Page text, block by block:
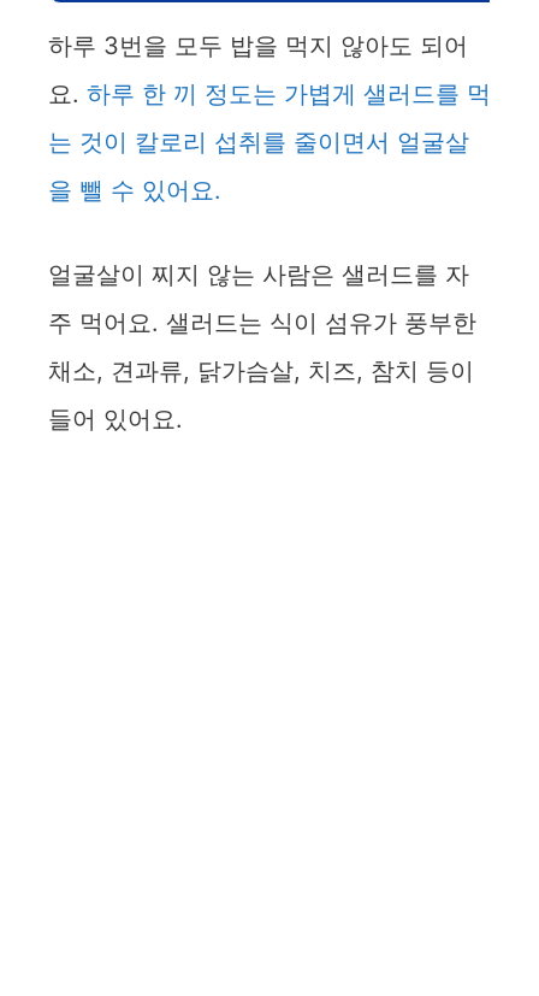
하루 3번을 모두 밥을 먹지 않아도 되어
요. 하루 한 끼 정도는 가볍게 샐러드를 먹
는 것이 칼로리 섭취를 줄이면서 얼굴살
을 뺄 수 있어요.
얼굴살이 찌지 않는 사람은 샐러드를 자
주 먹어요. 샐러드는 식이 섬유가 풍부한
채소, 견과류, 닭가슴살, 치즈, 참치 등이
들어 있어요.